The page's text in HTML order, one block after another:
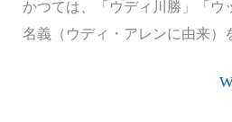
かつては、「ウディ川勝」「ウ
名義（ウディ・アレンに由来）